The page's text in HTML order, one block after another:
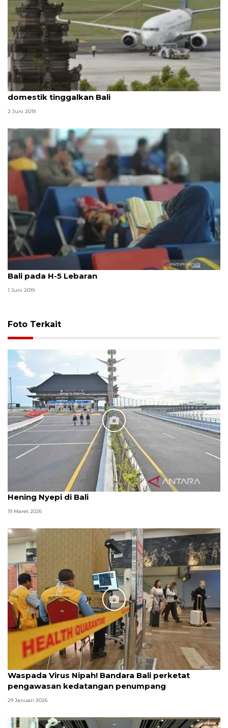
H-4 Lebaran, 12.458 penumpang pesawat
domestik tinggalkan Bali
2 Juni 2019
11.366 penumpang pesawat domestik tinggalkan
Bali pada H-5 Lebaran
1 Juni 2019
Foto Terkait
Hening Nyepi di Bali
19 Maret 2026
Waspada Virus Nipah! Bandara Bali perketat
pengawasan kedatangan penumpang
29 Januari 2026